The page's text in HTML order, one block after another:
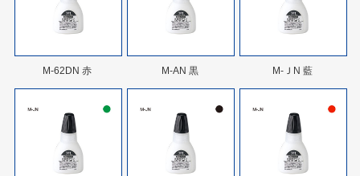
M-62DN 赤 M-AN 黒 M-ＪN 藍